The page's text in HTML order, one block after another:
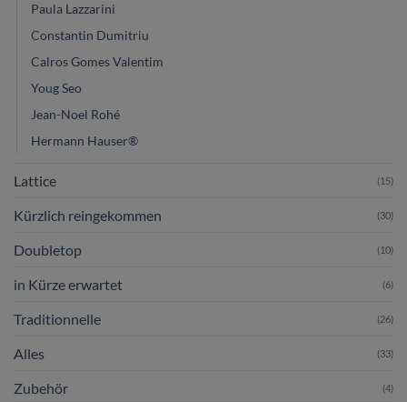
Paula Lazzarini
Constantin Dumitriu
Calros Gomes Valentim
Youg Seo
Jean-Noel Rohé
Hermann Hauser®
Lattice (15)
Kürzlich reingekommen (30)
Doubletop (10)
in Kürze erwartet (6)
Traditionnelle (26)
Alles (33)
Zubehör (4)